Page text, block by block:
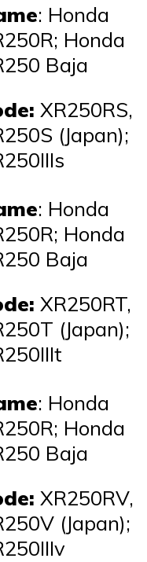
: Honda
Honda
Baja
XR250RS,
(Japan);
: Honda
Honda
Baja
XR250RT,
(Japan);
: Honda
Honda
Baja
XR250RV,
(Japan);